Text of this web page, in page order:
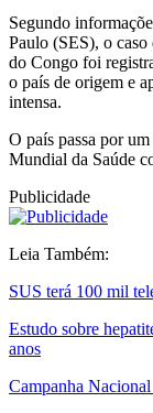
Segundo
Paulo (SES), o
do Congo foi
o país de origem e
intensa.
O país passa por
Mundial da Saúde
Publicidade
Leia Também:
SUS terá 100 mil
Estudo sobre
anos
Campanha